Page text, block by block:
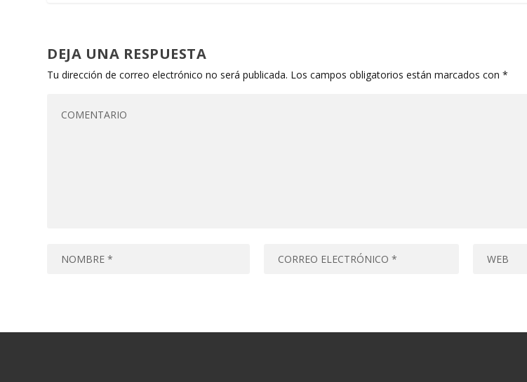
DEJA UNA RESPUESTA
Tu dirección de correo electrónico no será publicada. Los campos obligatorios están marcados con*